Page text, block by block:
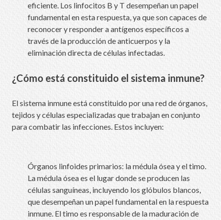
eficiente. Los linfocitos B y T desempeñan un papel
fundamental en esta respuesta, ya que son capaces de
reconocer y responder a antígenos específicos a
través de la producción de anticuerpos y la
eliminación directa de células infectadas.
¿Cómo está constituido el sistema inmune?
El sistema inmune está constituido por una red de órganos,
tejidos y células especializadas que trabajan en conjunto
para combatir las infecciones. Estos incluyen:
Órganos linfoides primarios: la médula ósea y el timo.
La médula ósea es el lugar donde se producen las
células sanguíneas, incluyendo los glóbulos blancos,
que desempeñan un papel fundamental en la respuesta
inmune. El timo es responsable de la maduración de